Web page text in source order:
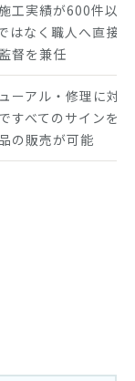
工実績が600件以上
はなく職人へ直接
督を兼任
ーアル・修理に対応
すべてのサインを
の販売が可能